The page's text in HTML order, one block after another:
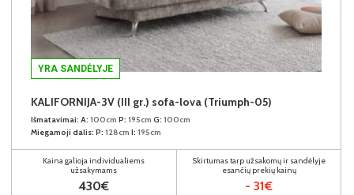
YRA SANDĖLYJE
KALIFORNIJA-3V (III gr.) sofa-lova (Triumph-05)
Išmatavimai: A: 100cm P: 195cm G: 100cm
Miegamoji dalis: P: 128cm I: 195cm
Kaina galioja individualiems
užsakymams
430€
Skirtumas tarp užsakomų ir sandėlyje
esančių prekių kainų
- 31€